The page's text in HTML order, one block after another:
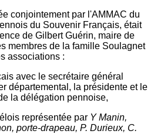
conjointement par l'AMMAC du
du Souvenir Français, était
de Gilbert Guérin, maire de
membres de la famille Soulagnet
associations :
avec le secrétaire général
départemental, la présidente et le
la délégation pennoise,
représentée par Y Manin,
porte-drapeau, P. Durieux, C.